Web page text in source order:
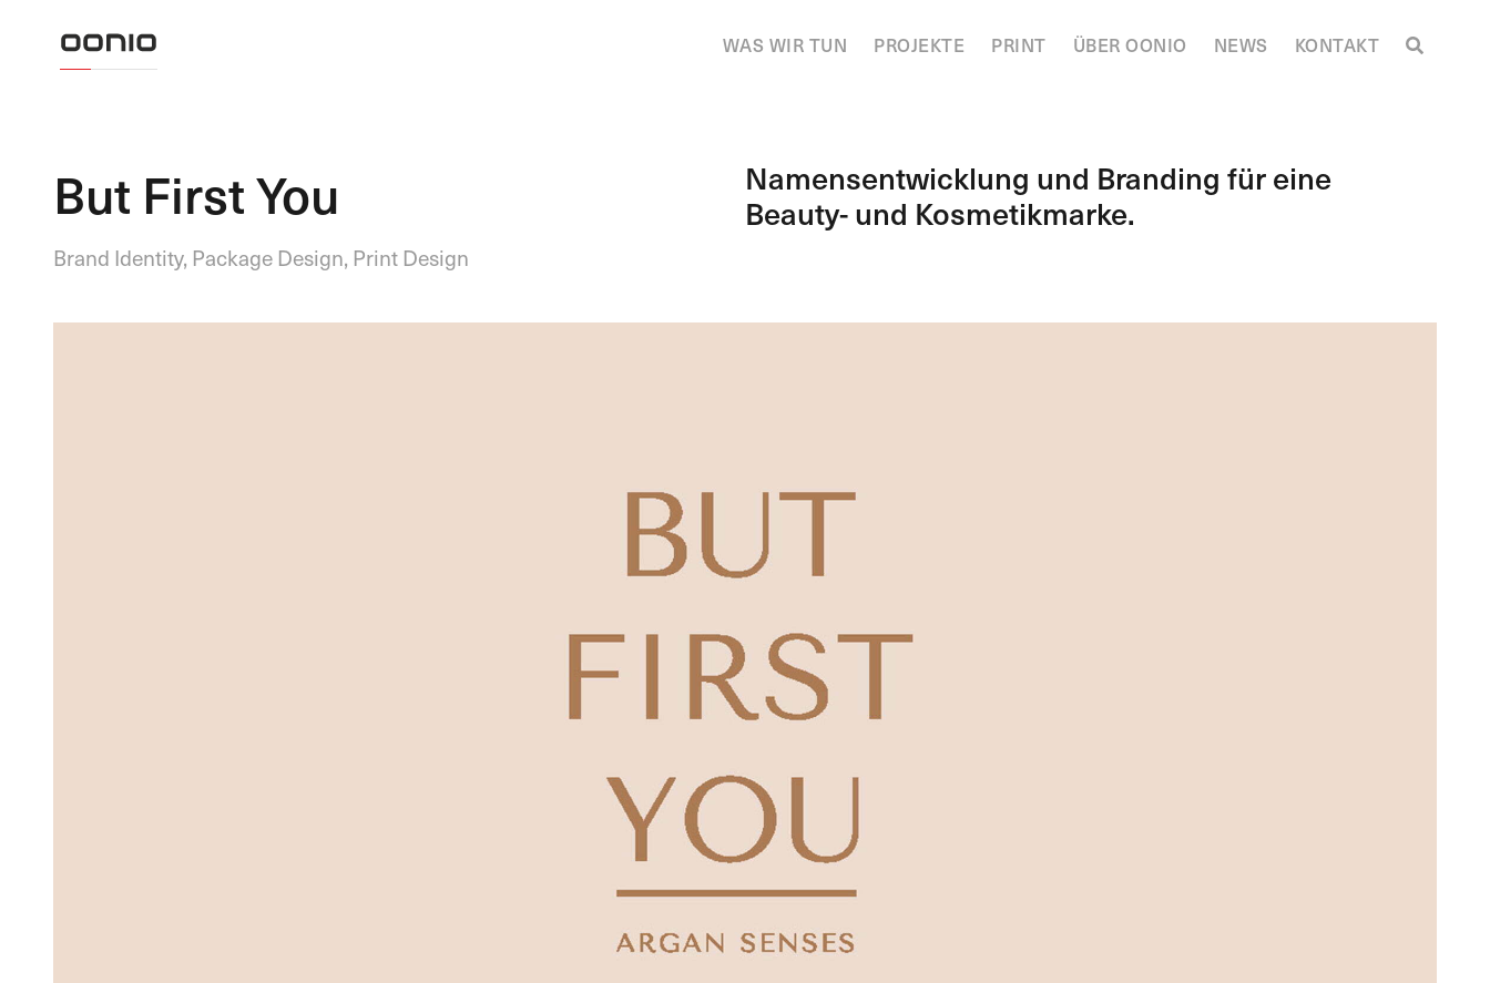
WAS WIR TUN PROJEKTE PRINT ÜBER OONIO NEWS KONTAKT
But First You
Brand Identity, Package Design, Print Design
Namensentwicklung und Branding für eine
Beauty- und Kosmetikmarke.